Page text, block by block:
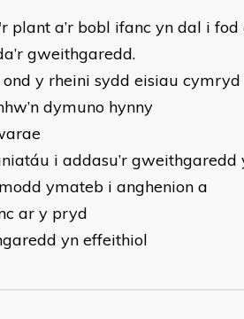
a’r bobl ifanc yn dal i fod
gweithgaredd.
y rheini sydd eisiau cymryd
dymuno hynny
i addasu’r gweithgaredd
ymateb i anghenion a
ar y pryd
yn effeithiol